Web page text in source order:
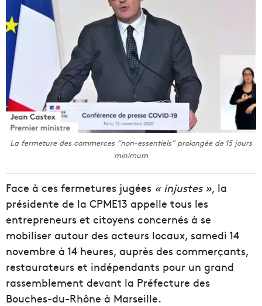
La fermeture des commerces “non-essentiels” prolongée de 15 jours
minimum
Face à ces fermetures jugées « injustes », la
présidente de la CPME13 appelle tous les
entrepreneurs et citoyens concernés à se
mobiliser autour des acteurs locaux, samedi 14
novembre à 14 heures, auprès des commerçants,
restaurateurs et indépendants pour un grand
rassemblement devant la Préfecture des
Bouches-du-Rhône à Marseille.